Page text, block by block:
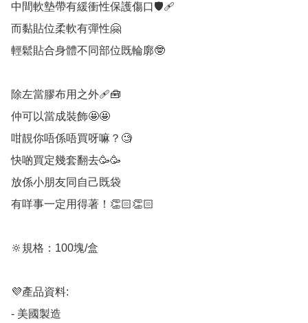
中間軟墊帶有緩衝性保護傷口🛡️🩹
而黏貼位柔軟有彈性🤗
輕鬆貼合身體不同部位既輪廓🤓
除左當膠布用之外🩹🧰
仲可以當成裝飾🤩🤩
咁靚你唔係唔買呀嘛？🧐
快啲買定幾套翻去🥳🥳
放係小朋友同自己既袋
有咩事一定用得著！👏🏻👏🏻
🔆規格：100塊/盒
💜產品資料:
- 美國製造